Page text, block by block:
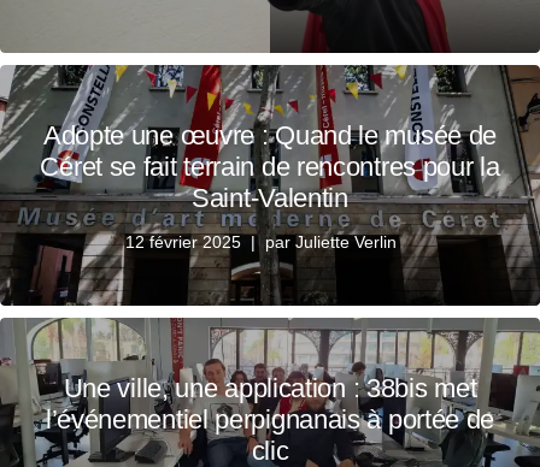
Adopte une œuvre : Quand le musée de
Céret se fait terrain de rencontres pour la
Saint-Valentin
12 février 2025 par Juliette Verlin
Une ville, une application : 38bis met
l’événementiel perpignanais à portée de
clic